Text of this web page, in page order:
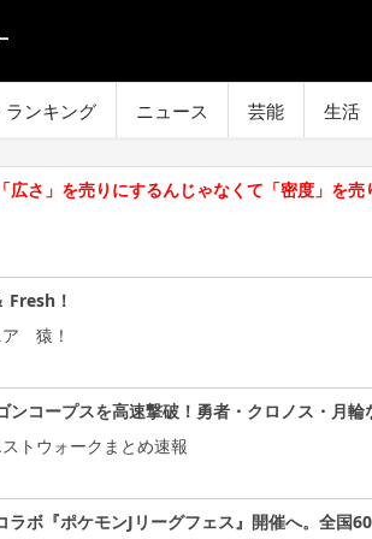
ランキング ニュース 芸能 生活
広さ」を売りにするんじゃなくて「密度」を売
！
ア 猿！
ンコープスを高速撃破！勇者・クロノス・月
ストウォークまとめ速報
ラボ『ポケモンJリーグフェス』開催へ。全国